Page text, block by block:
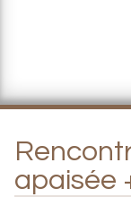
apaisée